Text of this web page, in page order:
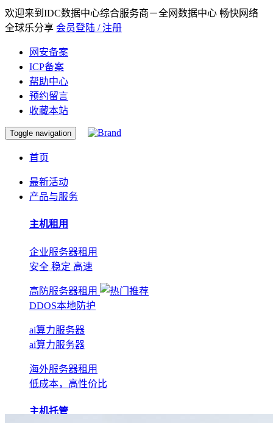
欢迎来到IDC数据中心综合服务商－全网数据中心 畅快网络
全球乐分享 会员登陆 / 注册
网安备案
ICP备案
帮助中心
预约留言
收藏本站
Toggle navigation
首页
最新活动
产品与服务
主机租用
企业服务器租用
安全 稳定 高速
高防服务器租用
DDOS本地防护
ai算力服务器
ai算力服务器
海外服务器租用
低成本，高性价比
主机托管